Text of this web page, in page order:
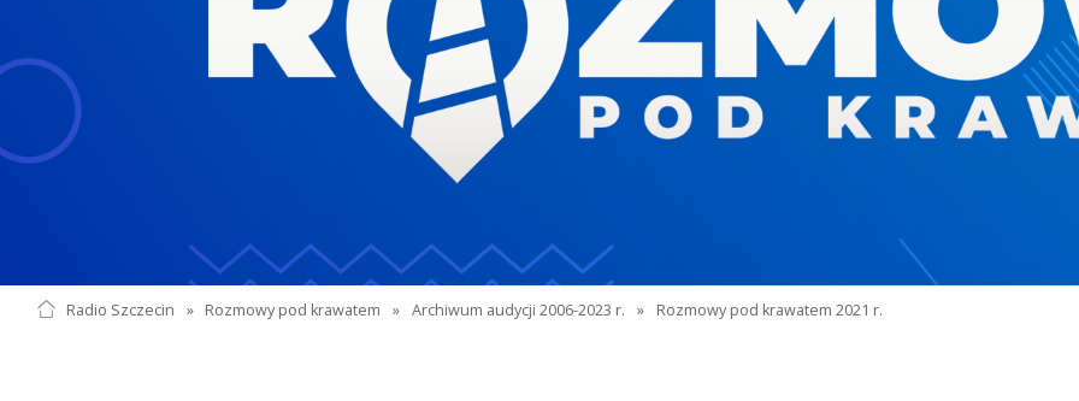
Radio Szczecin » Rozmowy pod krawatem » Archiwum audycji 2006-2023 r. » Rozmowy pod krawatem 2021 r.